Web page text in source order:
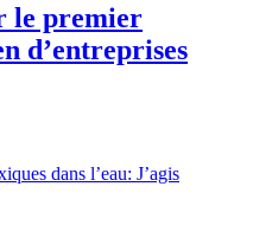
le premier
d’entreprises
dans l’eau: J’agis